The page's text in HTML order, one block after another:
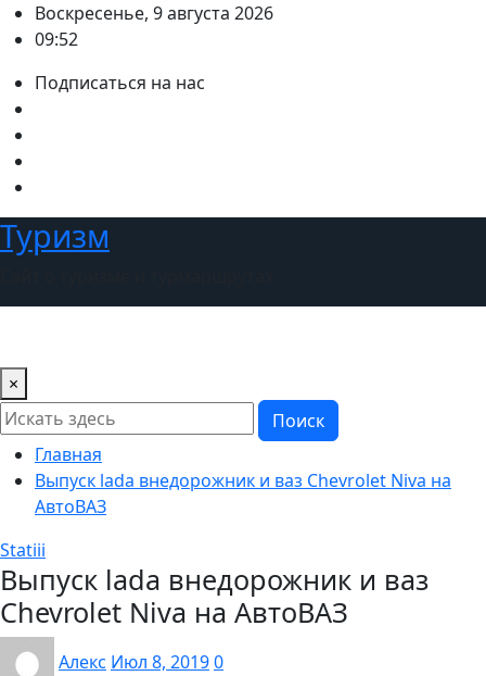
ПерейтиВоскресенье, 9 августа 2026
09:52
Подписаться на нас
Туризм
×
Поиск
Главная
Выпуск lada внедорожник и ваз Chevrolet Niva на
АвтоВАЗ
Statiii
Выпуск lada внедорожник и ваз
Chevrolet Niva на АвтоВАЗ
Алекс Июл 8, 20190